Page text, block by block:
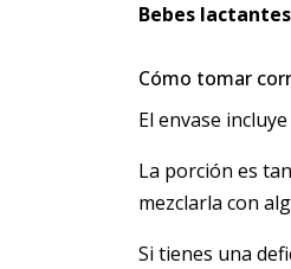
Bebes
Cómo tomar
El envase
La porción es
mezclarla con
Si tienes una